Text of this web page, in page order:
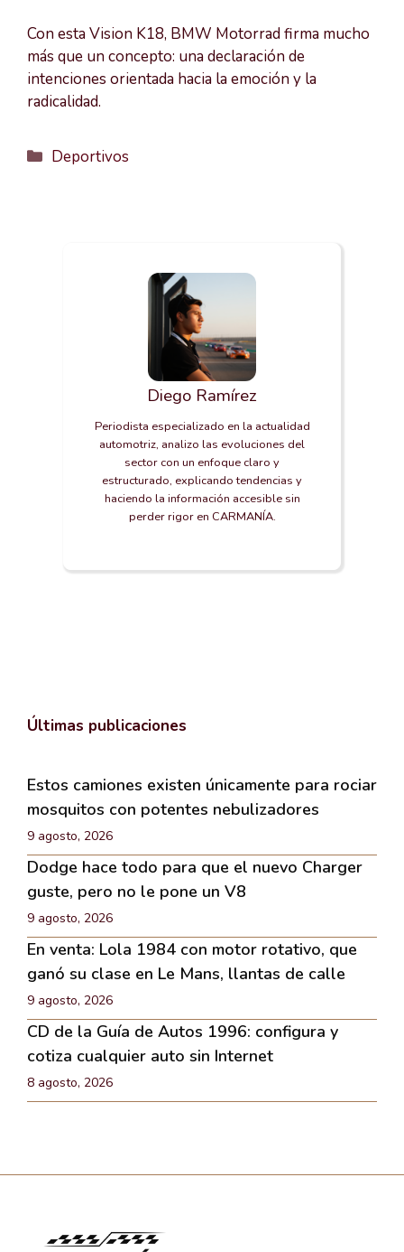
Con esta Vision K18, BMW Motorrad firma mucho
más que un concepto: una declaración de
intenciones orientada hacia la emoción y la
radicalidad.
Categorías
Deportivos
Diego Ramírez
Periodista especializado en la actualidad
automotriz, analizo las evoluciones del
sector con un enfoque claro y
estructurado, explicando tendencias y
haciendo la información accesible sin
perder rigor en CARMANÍA.
Últimas publicaciones
Estos camiones existen únicamente para rociar
mosquitos con potentes nebulizadores
9 agosto, 2026
Dodge hace todo para que el nuevo Charger
guste, pero no le pone un V8
9 agosto, 2026
En venta: Lola 1984 con motor rotativo, que
ganó su clase en Le Mans, llantas de calle
9 agosto, 2026
CD de la Guía de Autos 1996: configura y
cotiza cualquier auto sin Internet
8 agosto, 2026